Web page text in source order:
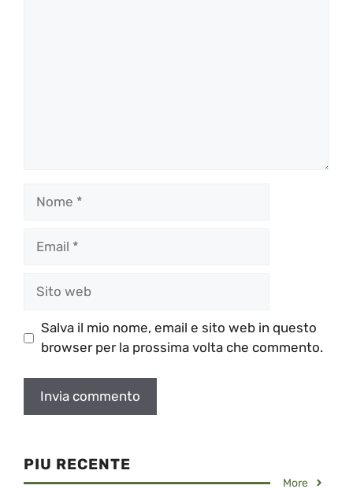
Salva il mio nome, email e sito web in questo
browser per la prossima volta che commento.
PIU RECENTE
More